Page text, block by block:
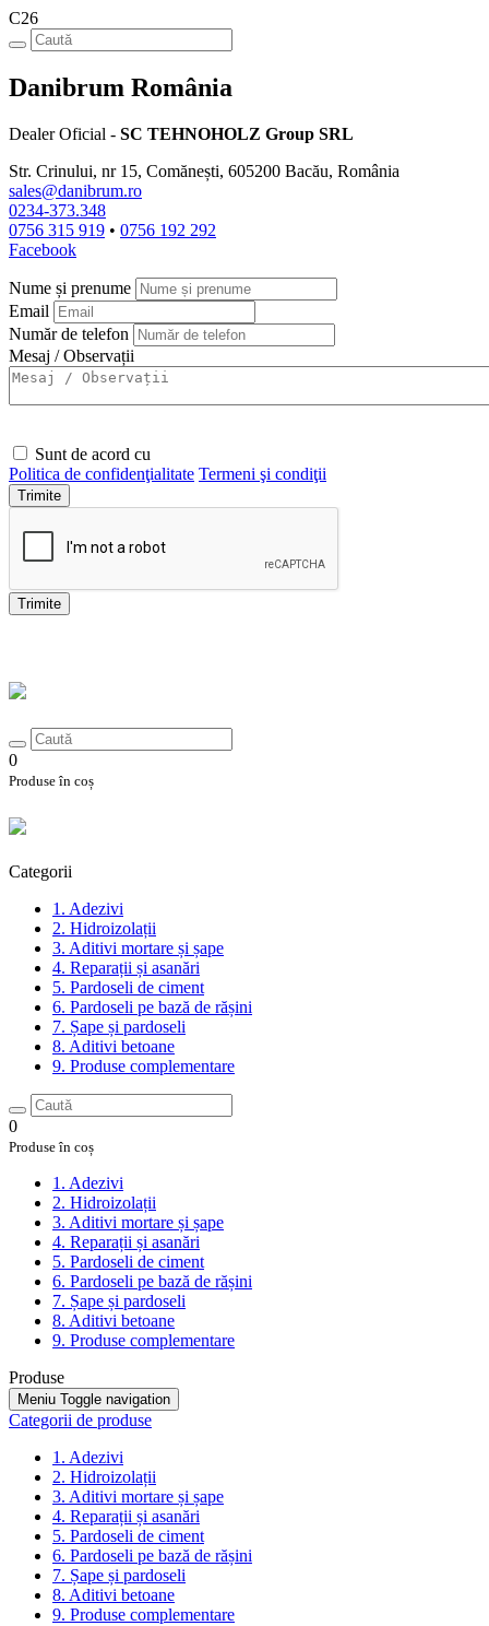
C26
Danibrum România
Dealer Oficial - SC TEHNOHOLZ Group SRL
Str. Crinului, nr 15, Comănești, 605200 Bacău, România
sales@danibrum.ro
0234-373.348
0756 315 919 • 0756 192 292
Facebook
Nume și prenume
Email
Număr de telefon
Mesaj / Observații
Sunt de acord cu
Politica de confidenţialitate Termeni şi condiţii
Trimite
Trimite
0
Produse în coș
Categorii
1. Adezivi
2. Hidroizolații
3. Aditivi mortare și șape
4. Reparații și asanări
5. Pardoseli de ciment
6. Pardoseli pe bază de rășini
7. Șape și pardoseli
8. Aditivi betoane
9. Produse complementare
0
Produse în coș
1. Adezivi
2. Hidroizolații
3. Aditivi mortare și șape
4. Reparații și asanări
5. Pardoseli de ciment
6. Pardoseli pe bază de rășini
7. Șape și pardoseli
8. Aditivi betoane
9. Produse complementare
Produse
Meniu Toggle navigation
Categorii de produse
1. Adezivi
2. Hidroizolații
3. Aditivi mortare și șape
4. Reparații și asanări
5. Pardoseli de ciment
6. Pardoseli pe bază de rășini
7. Șape și pardoseli
8. Aditivi betoane
9. Produse complementare